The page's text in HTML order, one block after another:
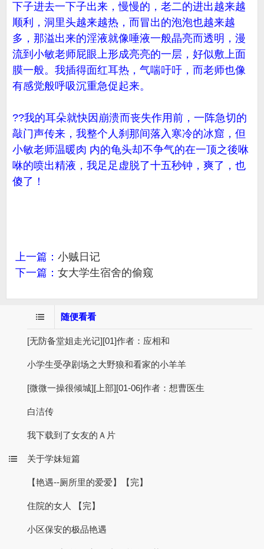
下子进去一下子出来，慢慢的，老二的进出越来越
顺利，洞里头越来越热，而冒出的泡泡也越来越
多，那溢出来的淫液就像唾液一般晶亮而透明，漫
流到小敏老师屁眼上形成亮亮的一层，好似敷上面
膜一般。我插得面红耳热，气喘吁吁，而老师也像
有感觉般呼吸沉重急促起来。
??我的耳朵就快因崩溃而丧失作用前，一阵急切的
敲门声传来，我整个人刹那间落入寒冷的冰窟，但
小敏老师温暖肉 内的龟头却不争气的在一顶之後咻
咻的喷出精液，我足足虚脱了十五秒钟，爽了，也
傻了！
上一篇： 小贼日记
下一篇： 女大学生宿舍的偷窥
随便看看
[无防备堂姐走光记][01]作者：应相和
小学生受孕剧场之大野狼和看家的小羊羊
[微微一操很倾城][上部][01-06]作者：想曹医生
白洁传
我下载到了女友的Ａ片
关于学妹短篇
【艳遇--厕所里的爱爱】【完】
住院的女人 【完】
小区保安的极品艳遇